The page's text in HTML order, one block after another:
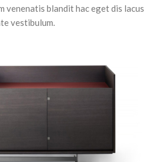
venenatis blandit hac eget dis lacus
vestibulum.